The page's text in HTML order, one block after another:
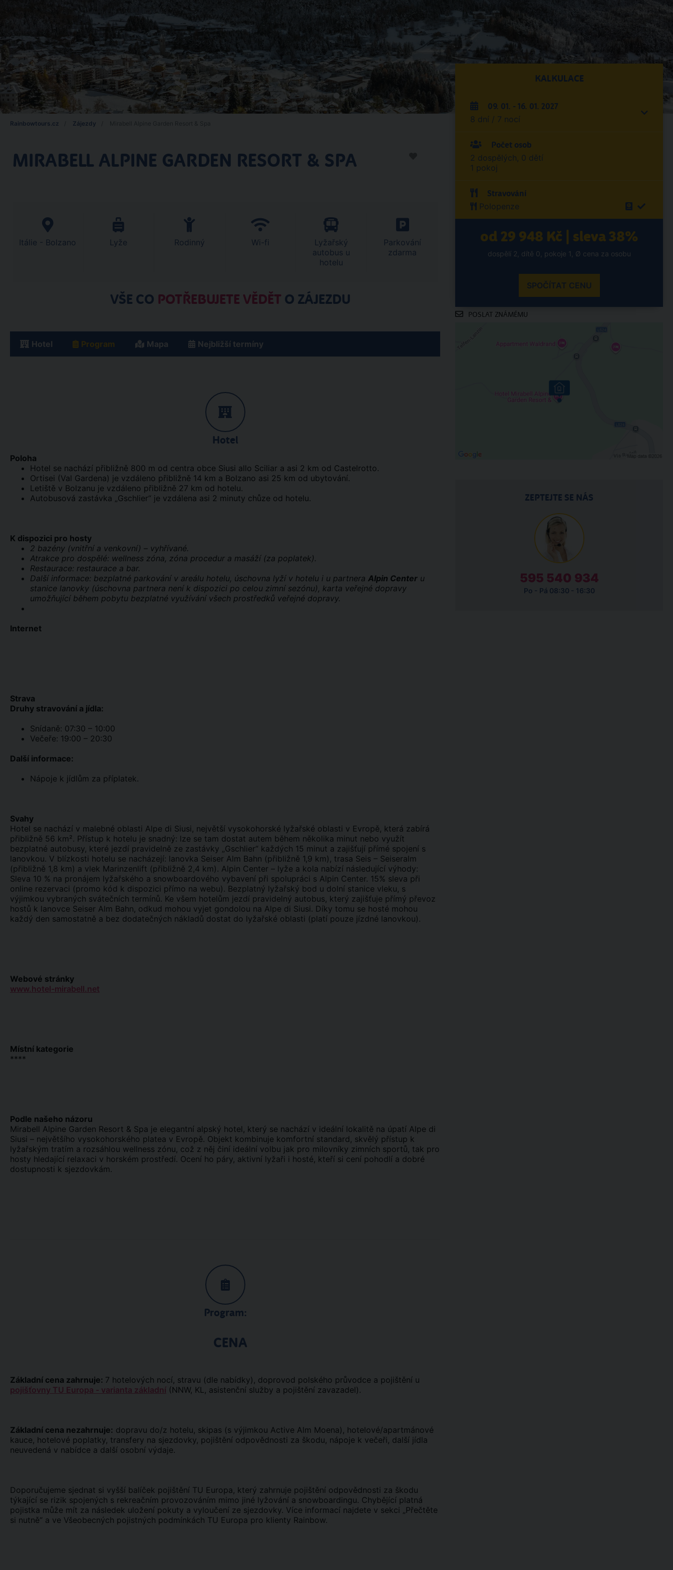
Rainbowtours.cz Zájezdy
MIRABELL ALPINE GARDEN RESORT & SPA
Itálie - Bolzano Lyže Rodinný Wi-fi
Lyžařský
autobus u
hotelu
Parkování
zdarma
VŠE CO POTŘEBUJETE VĚDĚT O ZÁJEZDU
Hotel Program Mapa Nejbližší termíny
Hotel
Poloha
Hotel se nachází přibližně 800 m od centra obce Siusi allo Sciliar a asi 2 km od Castelrotto.
Ortisei (Val Gardena) je vzdáleno přibližně 14 km a Bolzano asi 25 km od ubytování.
Letiště v Bolzanu je vzdáleno přibližně 27 km od hotelu.
Autobusová zastávka „Gschlier“ je vzdálena asi 2 minuty chůze od hotelu.
K dispozici pro hosty
2 bazény (vnitřní a venkovní) – vyhřívané.
Atrakce pro dospělé: wellness zóna, zóna procedur a masáží (za poplatek).
Restaurace: restaurace a bar.
Další informace: bezplatné parkování v areálu hotelu, úschovna lyží v hotelu i u partnera Alpin Center u
stanice lanovky (úschovna partnera není k dispozici po celou zimní sezónu), karta veřejné dopravy
umožňující během pobytu bezplatné využívání všech prostředků veřejné dopravy.
Internet
Strava
Druhy stravování a jídla:
Snídaně: 07:30 – 10:00
Večeře: 19:00 – 20:30
Další informace:
Nápoje k jídlům za příplatek.
Svahy
Hotel se nachází v malebné oblasti Alpe di Siusi, největší vysokohorské lyžařské oblasti v Evropě, která zabírá
přibližně 56 km². Přístup k hotelu je snadný: lze se tam dostat autem během několika minut nebo využít
bezplatné autobusy, které jezdí pravidelně ze zastávky „Gschlier“ každých 15 minut a zajišťují přímé spojení s
lanovkou. V blízkosti hotelu se nacházejí: lanovka Seiser Alm Bahn (přibližně 1,9 km), trasa Seis – Seiseralm
(přibližně 1,8 km) a vlek Marinzenlift (přibližně 2,4 km). Alpin Center – lyže a kola nabízí následující výhody:
Sleva 10 % na pronájem lyžařského a snowboardového vybavení při spolupráci s Alpin Center. 15% sleva při
online rezervaci (promo kód k dispozici přímo na webu). Bezplatný lyžařský bod u dolní stanice vleku, s
výjimkou vybraných svátečních termínů. Ke všem hotelům jezdí pravidelný autobus, který zajišťuje přímý převoz
hostů k lanovce Seiser Alm Bahn, odkud mohou vyjet gondolou na Alpe di Siusi. Díky tomu se hosté mohou
každý den samostatně a bez dodatečných nákladů dostat do lyžařské oblasti (platí pouze jízdné lanovkou).
Webové stránky
www.hotel-mirabell.net
Místní kategorie
****
Podle našeho názoru
Mirabell Alpine Garden Resort & Spa je elegantní alpský hotel, který se nachází v ideální lokalitě na úpatí Alpe di
Siusi – největšího vysokohorského platea v Evropě. Objekt kombinuje komfortní standard, skvělý přístup k
lyžařským tratím a rozsáhlou wellness zónu, což z něj činí ideální volbu jak pro milovníky zimních sportů, tak pro
hosty hledající relaxaci v horském prostředí. Ocení ho páry, aktivní lyžaři i hosté, kteří si cení pohodlí a dobré
dostupnosti k sjezdovkám.
Program:
CENA
Základní cena zahrnuje: 7 hotelových nocí, stravu (dle nabídky), doprovod polského průvodce a pojištění u
pojišťovny TU Europa - varianta základní (NNW, KL, asistenční služby a pojištění zavazadel).
Základní cena nezahrnuje: dopravu do/z hotelu, skipas (s výjimkou Active Alm Moena), hotelové/apartmánové
kauce, hotelové poplatky, transfery na sjezdovky, pojištění odpovědnosti za škodu, nápoje k večeři, další jídla
neuvedená v nabídce a další osobní výdaje.
Doporučujeme sjednat si vyšší balíček pojištění TU Europa, který zahrnuje pojištění odpovědnosti za škodu
týkající se rizik spojených s rekreačním provozováním mimo jiné lyžování a snowboardingu. Chybějící platná
pojistka může mít za následek uložení pokuty a vyloučení ze sjezdovky. Více informací najdete v sekci „Přečtěte
si nutně“ a ve Všeobecných pojistných podmínkách TU Europa pro klienty Rainbow.
KALKULACE
09. 01. - 16. 01. 2027
8 dní / 7 nocí
Počet osob
2 dospělých, 0 dětí
1 pokoj
Stravování
Polopenze
od 29 948 Kč | sleva 38%
dospělí 2, dítě 0, pokoje 1, Ø cena za osobu
SPOČÍTAT CENU
POSLAT ZNÁMÉMU
ZEPTEJTE SE NÁS
595 540 934
Po - Pá 08:30 - 16:30